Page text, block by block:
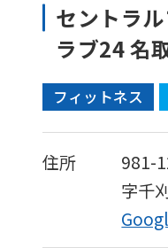
セントラ
ラブ24 名
フィットネス
住所 981-
字千